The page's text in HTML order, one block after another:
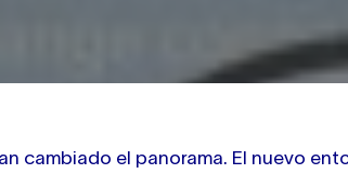
cambiado el panorama. El nuevo